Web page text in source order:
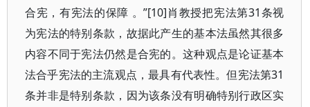
合宪，有宪法的保障 。”[10]肖教授把宪法第31条视
为宪法的特别条款，故据此产生的基本法虽然其很多
内容不同于宪法仍然是合宪的。这种观点是论证基本
法合乎宪法的主流观点，最具有代表性。但宪法第31
条并非是特别条款，因为该条没有明确特别行政区实